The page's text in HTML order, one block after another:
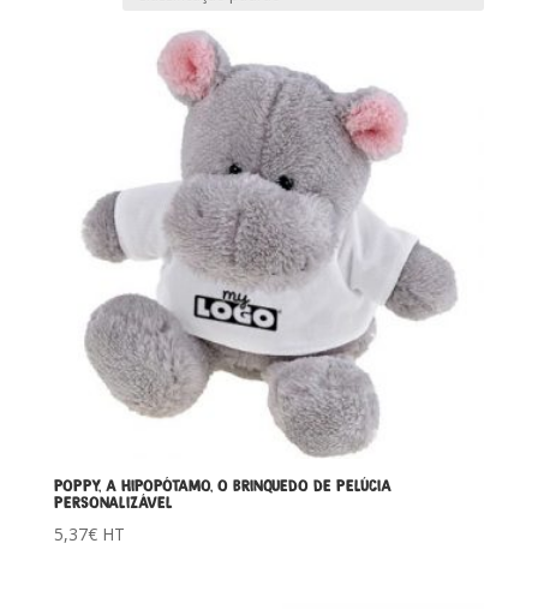
POPPY, A HIPOPÓTAMO, O BRINQUEDO DE PELÚCIA
PERSONALIZÁVEL
5,37€HT